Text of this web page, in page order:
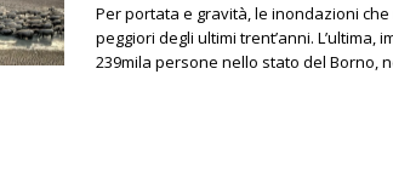
Per portata e gravità, le inondazioni
peggiori degli ultimi trent’anni.
239mila persone nello stato del Borno,